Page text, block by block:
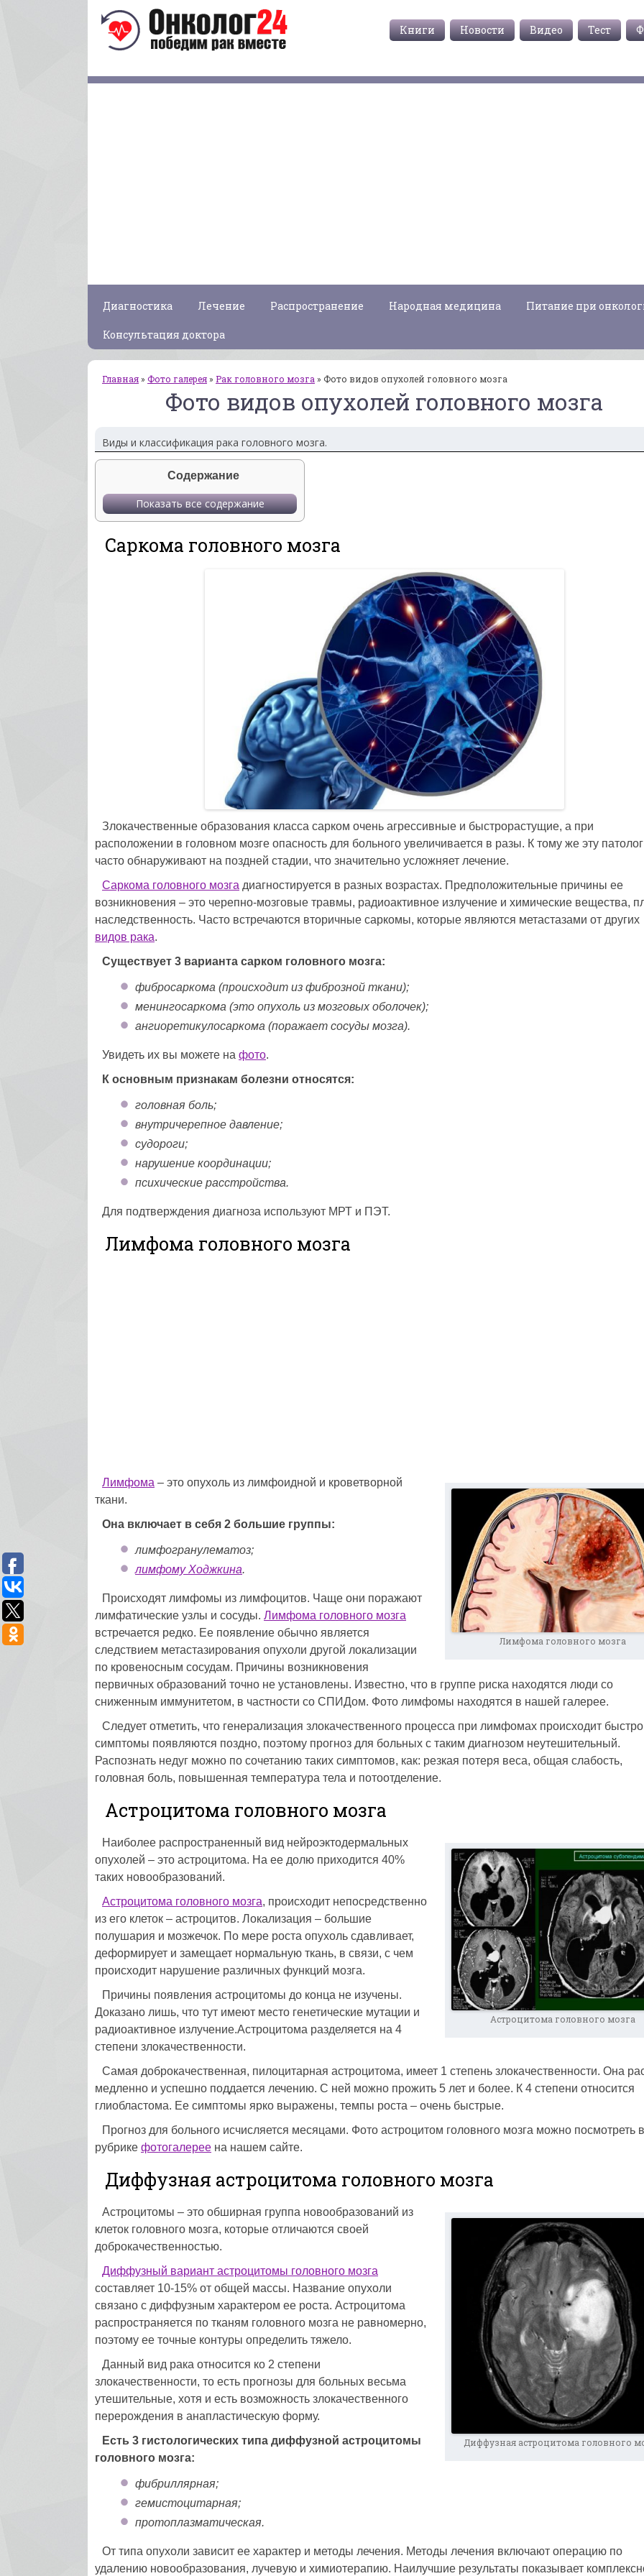
Тест
Видео
Новости
Книги
Диагностика Лечение Распространение Народная медицина Питание при
Консультация доктора
Главная» Фото галерея» Рак головного мозга » Фото видов опухолей головного мозга
Фото видов опухолей головного мозга
Виды и классификация рака головного мозга.
Содержание
Показать все содержание
Саркома головного мозга
Злокачественные образования класса сарком очень агрессивные и быстрорастущие, а при
расположении в головном мозге опасность для больного увеличивается в разы. К тому же эту
часто обнаруживают на поздней стадии, что значительно усложняет лечение.
Саркома головного мозга диагностируется в разных возрастах. Предположительные причины ее
возникновения – это черепно-мозговые травмы, радиоактивное излучение и химические вещества,
наследственность. Часто встречаются вторичные саркомы, которые являются метастазами от других
видов рака.
Существует 3 варианта сарком головного мозга:
фибросаркома (происходит из фиброзной ткани);
менингосаркома (это опухоль из мозговых оболочек);
ангиоретикулосаркома (поражает сосуды мозга).
Увидеть их вы можете на фото.
К основным признакам болезни относятся:
головная боль;
внутричерепное давление;
судороги;
нарушение координации;
психические расстройства.
Для подтверждения диагноза используют МРТ и ПЭТ.
Лимфома головного мозга
Лимфома головного мозга
Лимфома – это опухоль из лимфоидной и кроветворной
ткани.
Она включает в себя 2 большие группы:
лимфогранулематоз;
лимфому Ходжкина.
Происходят лимфомы из лимфоцитов. Чаще они поражают
лимфатические узлы и сосуды. Лимфома головного мозга
встречается редко. Ее появление обычно является
следствием метастазирования опухоли другой локализации
по кровеносным сосудам. Причины возникновения
первичных образований точно не установлены. Известно, что в группе риска находятся люди со
сниженным иммунитетом, в частности со СПИДом. Фото лимфомы находятся в нашей галерее.
Следует отметить, что генерализация злокачественного процесса при лимфомах происходит
симптомы появляются поздно, поэтому прогноз для больных с таким диагнозом неутешительный.
Распознать недуг можно по сочетанию таких симптомов, как: резкая потеря веса, общая слабость,
головная боль, повышенная температура тела и потоотделение.
Астроцитома головного мозга
Астроцитома головного мозга
Наиболее распространенный вид нейроэктодермальных
опухолей – это астроцитома. На ее долю приходится 40%
таких новообразований.
Астроцитома головного мозга, происходит непосредственно
из его клеток – астроцитов. Локализация – большие
полушария и мозжечок. По мере роста опухоль сдавливает,
деформирует и замещает нормальную ткань, в связи, с чем
происходит нарушение различных функций мозга.
Причины появления астроцитомы до конца не изучены.
Доказано лишь, что тут имеют место генетические мутации и
радиоактивное излучение.Астроцитома разделяется на 4
степени злокачественности.
Самая доброкачественная, пилоцитарная астроцитома, имеет 1 степень злокачественности. Она
медленно и успешно поддается лечению. С ней можно прожить 5 лет и более. К 4 степени относится
глиобластома. Ее симптомы ярко выражены, темпы роста – очень быстрые.
Прогноз для больного исчисляется месяцами. Фото астроцитом головного мозга можно посмотреть в
рубрике фотогалерее на нашем сайте.
Диффузная астроцитома головного мозга
Диффузная астроцитома головного
Астроцитомы – это обширная группа новообразований из
клеток головного мозга, которые отличаются своей
доброкачественностью.
Диффузный вариант астроцитомы головного мозга
составляет 10-15% от общей массы. Название опухоли
связано с диффузным характером ее роста. Астроцитома
распространяется по тканям головного мозга не равномерно,
поэтому ее точные контуры определить тяжело.
Данный вид рака относится ко 2 степени
злокачественности, то есть прогнозы для больных весьма
утешительные, хотя и есть возможность злокачественного
перерождения в анапластическую форму.
Есть 3 гистологических типа диффузной астроцитомы
головного мозга:
фибриллярная;
гемистоцитарная;
протоплазматическая.
От типа опухоли зависит ее характер и методы лечения. Методы лечения включают операцию по
удалению новообразования, лучевую и химиотерапию. Наилучшие результаты показывает